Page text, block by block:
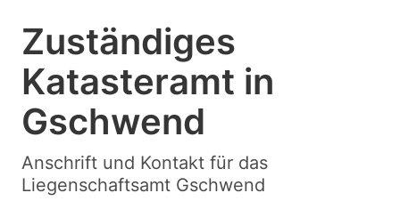
Zuständiges
Katasteramt in
Gschwend
Anschrift und Kontakt für das
Liegenschaftsamt Gschwend